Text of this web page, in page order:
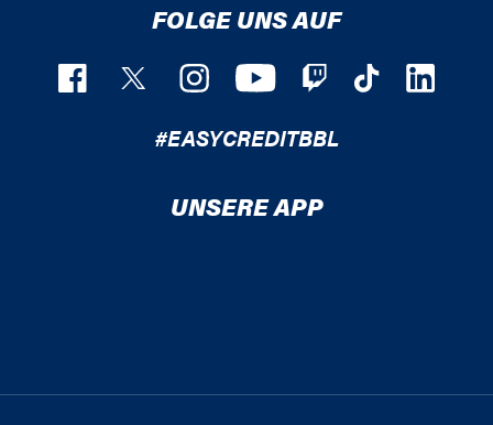
FOLGE UNS AUF
#EASYCREDITBBL
UNSERE APP